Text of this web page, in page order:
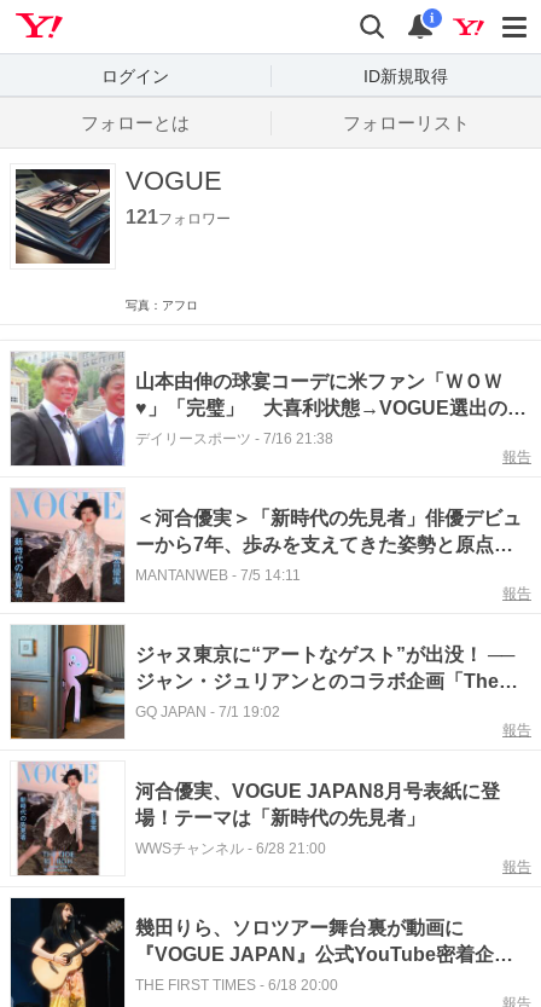
検索
通知
i
ログイン ID新規取得
フォローとは フォローリスト
VOGUE
121フォロワー
写真：アフロ
山本由伸の球宴コーデに米ファン「ＷＯＷ
♥」「完璧」 大喜利状態→VOGUE選出の昨
年と同じ有名スタイリストが担当
デイリースポーツ - 7/16 21:38
報告
＜河合優実＞「新時代の先見者」俳優デビュ
ーから7年、歩みを支えてきた姿勢と原点
表紙飾った「VOGUE JAPAN」で
MANTANWEB - 7/5 14:11
報告
ジャヌ東京に“アートなゲスト”が出没！ ──
ジャン・ジュリアンとのコラボ企画「The
GUESTS」が開催中
GQ JAPAN - 7/1 19:02
報告
河合優実、VOGUE JAPAN8月号表紙に登
場！テーマは「新時代の先見者」
WWSチャンネル - 6/28 21:00
報告
幾田りら、ソロツアー舞台裏が動画に
『VOGUE JAPAN』公式YouTube密着企画
に初登場
THE FIRST TIMES - 6/18 20:00
報告